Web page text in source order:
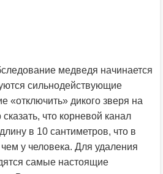
медведя начинается
сильнодействующие
«отключить» дикого зверя на
что корневой канал
в 10 сантиметров, что в
у человека. Для удаления
самые настоящие